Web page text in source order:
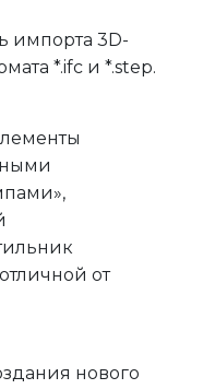
импорта 3D-
*.ifc и *.step.
от
нового